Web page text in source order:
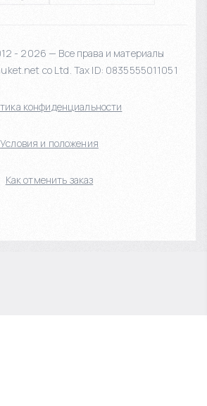
- 2026 — Все права и материалы
co Ltd. Tax ID: 0835555011051
конфиденциальности
Условия и положения
Как отменить заказ